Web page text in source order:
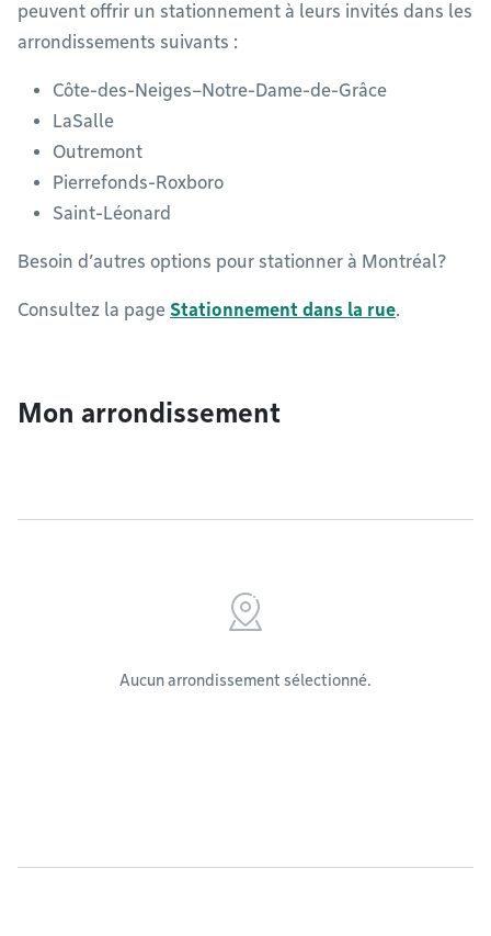
peuvent offrir un stationnement à leurs invités dans les
arrondissements suivants :
Côte-des-Neiges–Notre-Dame-de-Grâce
LaSalle
Outremont
Pierrefonds-Roxboro
Saint-Léonard
Besoin d’autres options pour stationner à Montréal?
Consultez la page Stationnement dans la rue.
Mon arrondissement
Aucun arrondissement sélectionné.